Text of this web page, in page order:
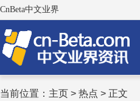
CnBeta中文业界
当前位置： 主页 > 热点 > 正文